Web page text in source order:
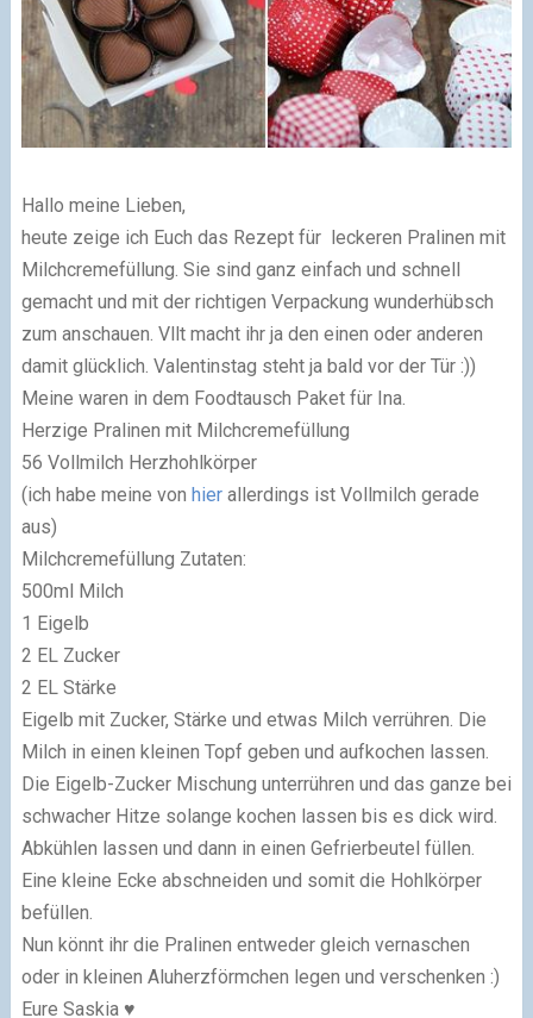
Hallo meine Lieben,
heute zeige ich Euch das Rezept für leckeren Pralinen mit
Milchcremefüllung. Sie sind ganz einfach und schnell
gemacht und mit der richtigen Verpackung wunderhübsch
zum anschauen. Vllt macht ihr ja den einen oder anderen
damit glücklich. Valentinstag steht ja bald vor der Tür :))
Meine waren in dem Foodtausch Paket für Ina.
Herzige Pralinen mit Milchcremefüllung
56 Vollmilch Herzhohlkörper
(ich habe meine von hierallerdings ist Vollmilch gerade
aus)
Milchcremefüllung Zutaten:
500ml Milch
1 Eigelb
2 EL Zucker
2 EL Stärke
Eigelb mit Zucker, Stärke und etwas Milch verrühren. Die
Milch in einen kleinen Topf geben und aufkochen lassen.
Die Eigelb-Zucker Mischung unterrühren und das ganze bei
schwacher Hitze solange kochen lassen bis es dick wird.
Abkühlen lassen und dann in einen Gefrierbeutel füllen.
Eine kleine Ecke abschneiden und somit die Hohlkörper
befüllen.
Nun könnt ihr die Pralinen entweder gleich vernaschen
oder in kleinen Aluherzförmchen legen und verschenken :)
Eure Saskia ♥